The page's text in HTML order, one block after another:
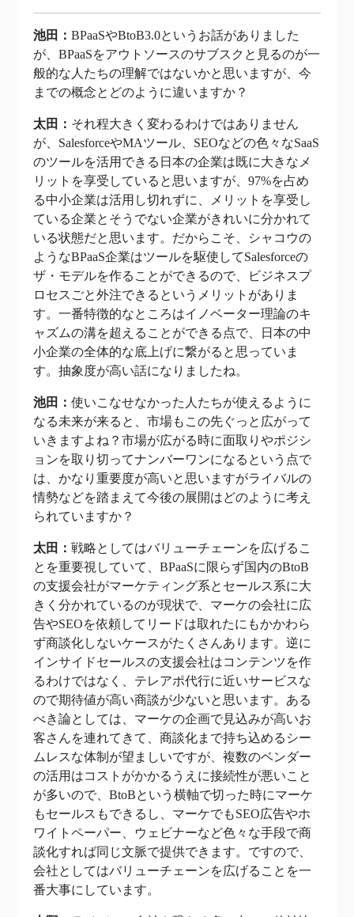
池田： BPaaSやBtoB3.0というお話がありました
が、BPaaSをアウトソースのサブスクと見るのが一
般的な人たちの理解ではないかと思いますが、今
までの概念とどのように違いますか？
太田： それ程大きく変わるわけではありません
が、SalesforceやMAツール、SEOなどの色々なSaaS
のツールを活用できる日本の企業は既に大きなメ
リットを享受していると思いますが、97%を占め
る中小企業は活用し切れずに、メリットを享受し
ている企業とそうでない企業がきれいに分かれて
いる状態だと思います。だからこそ、シャコウの
ようなBPaaS企業はツールを駆使してSalesforceの
ザ・モデルを作ることができるので、ビジネスプ
ロセスごと外注できるというメリットがありま
す。一番特徴的なところはイノベーター理論のキ
ャズムの溝を超えることができる点で、日本の中
小企業の全体的な底上げに繋がると思っていま
す。抽象度が高い話になりましたね。
池田： 使いこなせなかった人たちが使えるように
なる未来が来ると、市場もこの先ぐっと広がって
いきますよね？市場が広がる時に面取りやポジシ
ョンを取り切ってナンバーワンになるという点で
は、かなり重要度が高いと思いますがライバルの
情勢などを踏まえて今後の展開はどのように考え
られていますか？
太田： 戦略としてはバリューチェーンを広げるこ
とを重要視していて、BPaaSに限らず国内のBtoB
の支援会社がマーケティング系とセールス系に大
きく分かれているのが現状で、マーケの会社に広
告やSEOを依頼してリードは取れたにもかかわら
ず商談化しないケースがたくさんあります。逆に
インサイドセールスの支援会社はコンテンツを作
るわけではなく、テレアポ代行に近いサービスな
ので期待値が高い商談が少ないと思います。ある
べき論としては、マーケの企画で見込みが高いお
客さんを連れてきて、商談化まで持ち込めるシー
ムレスな体制が望ましいですが、複数のベンダー
の活用はコストがかかるうえに接続性が悪いこと
が多いので、BtoBという横軸で切った時にマーケ
もセールスもできるし、マーケでもSEO広告やホ
ワイトペーパー、ウェビナーなど色々な手段で商
談化すれば同じ文脈で提供できます。ですので、
会社としてはバリューチェーンを広げることを一
番大事にしています。